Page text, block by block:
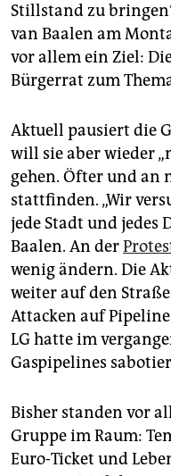
genossenschaft
epaper login
Stillstand zu
van Baalen am
vor allem ein Ziel:
Bürgerrat zum
Aktuell pausiert die
will sie aber wieder
gehen. Öfter und an
stattfinden. „Wir
jede Stadt und jedes
Baalen. An der
wenig ändern. Die
weiter auf den
Attacken auf
LG hatte im
Gaspipelines
Bisher standen vor
Gruppe im Raum:
Euro-Ticket und